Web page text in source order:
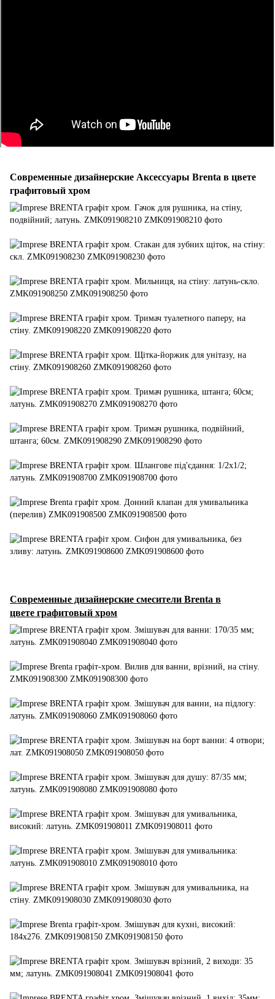
Современные дизайнерские Аксессуары Brenta в цвете
графитовый хром
Современные дизайнерские смесители Brenta в
цвете графитовый хром